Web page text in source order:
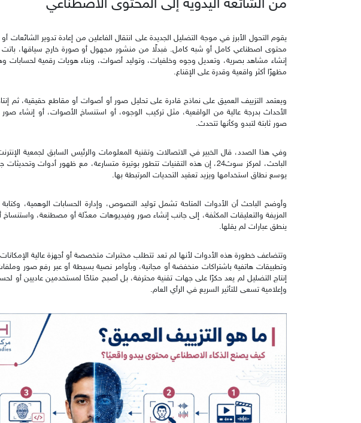
من الشائعة اليدوية إلى المحتوى الاصطناعي
يقوم التحول الأبرز في موجة التضليل الجديدة على انتقال الفاعلين من إعادة تدوير الشائعات أو
محتوى اصطناعي كامل أو شبه كامل. فبدلًا من منشور مجهول أو صورة خارج سياقها، باتت
إنشاء مشاهد بصرية، وتعديل وجوه وخلفيات، وتوليد أصوات، وبناء هويات رقمية لحسابات
مظهرًا أكثر واقعية وقدرة على الإقناع.
ويعتمد التزييف العميق على نماذج قادرة على تحليل صور أو أصوات أو مقاطع حقيقية، ثم
الأحداث بدرجة عالية من الواقعية، مثل تركيب الوجوه، أو استنساخ الأصوات، أو إنشاء
صور ثابتة لتبدو وكأنها تتحدث.
وفي هذا الصدد، قال الخبير في الاتصالات وتقنية المعلومات والرئيس السابق لجمعية
الباحث، لمركز سوث24، إن هذه التقنيات تتطور بوتيرة متسارعة، مع ظهور أدوات
يوسع نطاق استخدامها ويزيد تعقيد التحديات المرتبطة بها.
وأوضح الباحث أن الأدوات المتاحة تشمل توليد النصوص، وإدارة الحسابات الوهمية، وكتابة
المزيفة والتعليقات المكثفة، إلى جانب إنشاء صور وفيديوهات معدّلة أو مصطنعة،
ينطق عبارات لم يقلها.
وتتضاعف خطورة هذه الأدوات لأنها لم تعد تتطلب مختبرات متخصصة أو أجهزة عالية
وتطبيقات هاتفية باشتراكات منخفضة أو مجانية، وبأوامر نصية بسيطة أو عبر رفع صور
إنتاج التضليل لم يعد حكرًا على جهات تقنية محترفة، بل أصبح متاحًا لمستخدمين عاديين أو
وإعلامية تسعى للتأثير السريع في الرأي العام.